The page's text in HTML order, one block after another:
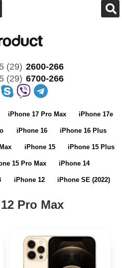
(29) 2600-266
(29) 6700-266
iPhone 17 Pro Max iPhone 17e
iPhone 16 iPhone 16 Plus
iPhone 15 iPhone 15 Plus
15 Pro Max iPhone 14
iPhone 12 iPhone SE (2022)
Pro Max